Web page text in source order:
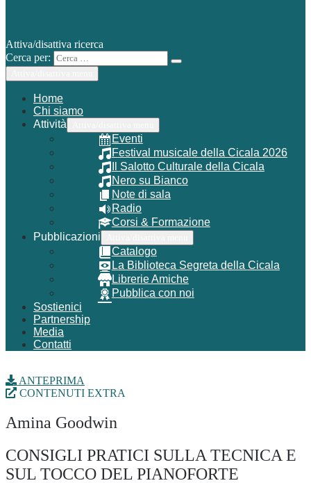
Attiva/disattiva ricerca
Cerca per:
Home
Chi siamo
Attività
Eventi
Festival musicale della Cicala 2026
Il Salotto Culturale della Cicala
Nero su Bianco
Note di sala
Radio
Corsi & Formazione
Pubblicazioni
Catalogo
La Biblioteca Segreta della Cicala
Librerie Amiche
Pubblica con noi
Sostienici
Partnership
Media
Contatti
ANTEPRIMA
CONTENUTI EXTRA
Amina Goodwin
CONSIGLI PRATICI SULLA TECNICA E
SUL TOCCO DEL PIANOFORTE